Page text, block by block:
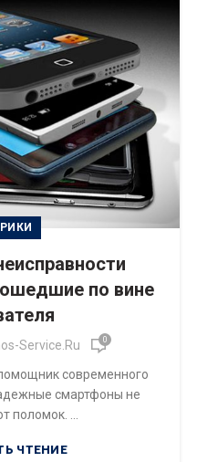
по вине
Service.ru 0
современного
смартфоны не
поломок. ...
ЧТЕНИЕ